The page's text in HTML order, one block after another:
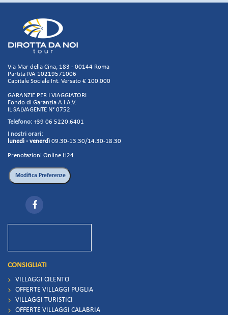
Via Mar della Cina, 183 - 00144 Roma
Partita IVA 10219571006
Capitale Sociale Int. Versato € 100.000
GARANZIE PER I VIAGGIATORI
Fondo di Garanzia A.I.A.V.
IL SALVAGENTE N° 0752
Telefono: +39 06 5220.6401
I nostri orari:
lunedì - venerdì 09.30-13.30/14.30-18.30
Prenotazioni Online H24
CONSIGLIATI
VILLAGGI CILENTO
OFFERTE VILLAGGI PUGLIA
VILLAGGI TURISTICI
OFFERTE VILLAGGI CALABRIA